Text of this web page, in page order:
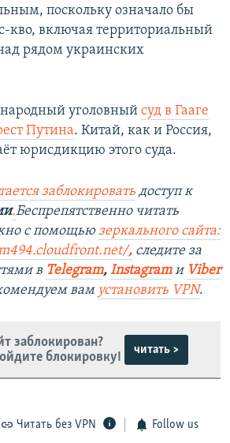
поскольку означало бы
кво, включая территориальный
рядом украинских
уголовный суд в Гааге
Путина. Китай, как и Россия,
юрисдикцию этого суда.
заблокировать доступ к
.Беспрепятственно читать
с помощью зеркального сайта:
, следите за
в Telegram, Instagramи Viber
вам установить VPN.
заблокирован?
блокировку!
читать >
Читать без VPN Follow us